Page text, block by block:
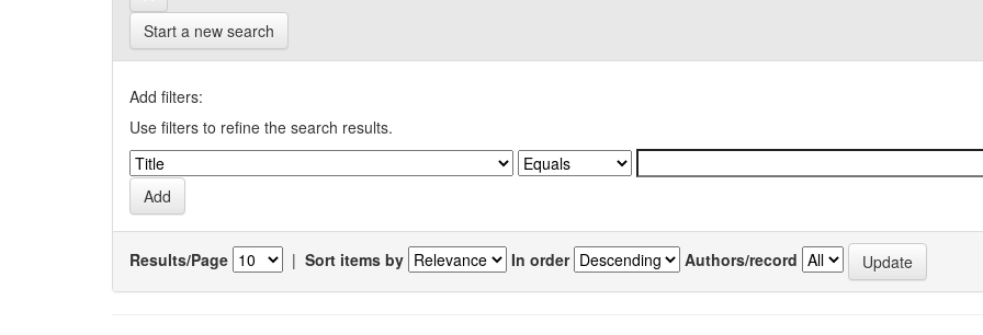
Start a new search
Add filters:
Use filters to refine the search results.
Results/Page | Sort items by In order Authors/record